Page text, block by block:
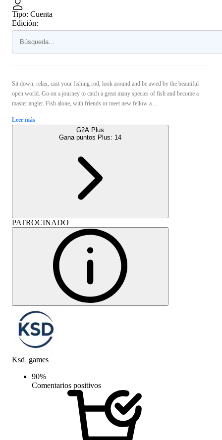
Tipo: Cuenta
Edición:
Sit down, relax, cast your fishing rod, look around and be awed by the beautiful
open world. Go on a journey to catch a great many species of fish and become a
master angler. Fish alone, with friends or meet new fellow a ...
Leer más
G2A Plus
Gana puntos Plus: 14
PATROCINADO
Ksd_games
90%
Comentarios positivos